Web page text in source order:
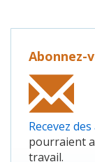
Abonnez-
Recevez
pourraient
travail.